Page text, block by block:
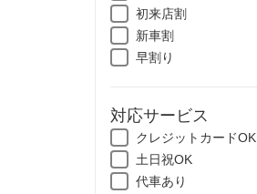
初来店割
新車割
早割り
対応サービス
クレジットカードOK
土日祝OK
代車あり